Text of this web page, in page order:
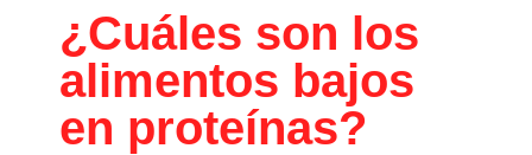
¿Cuáles son los
alimentos bajos
en proteínas?